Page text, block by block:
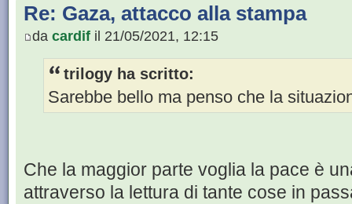
Re: Gaza, attacco alla stampa
da cardif il 21/05/2021, 12:15
trilogy ha scritto:
Sarebbe bello ma penso che la
Che la maggior parte voglia la pace è
attraverso la lettura di tante cose in